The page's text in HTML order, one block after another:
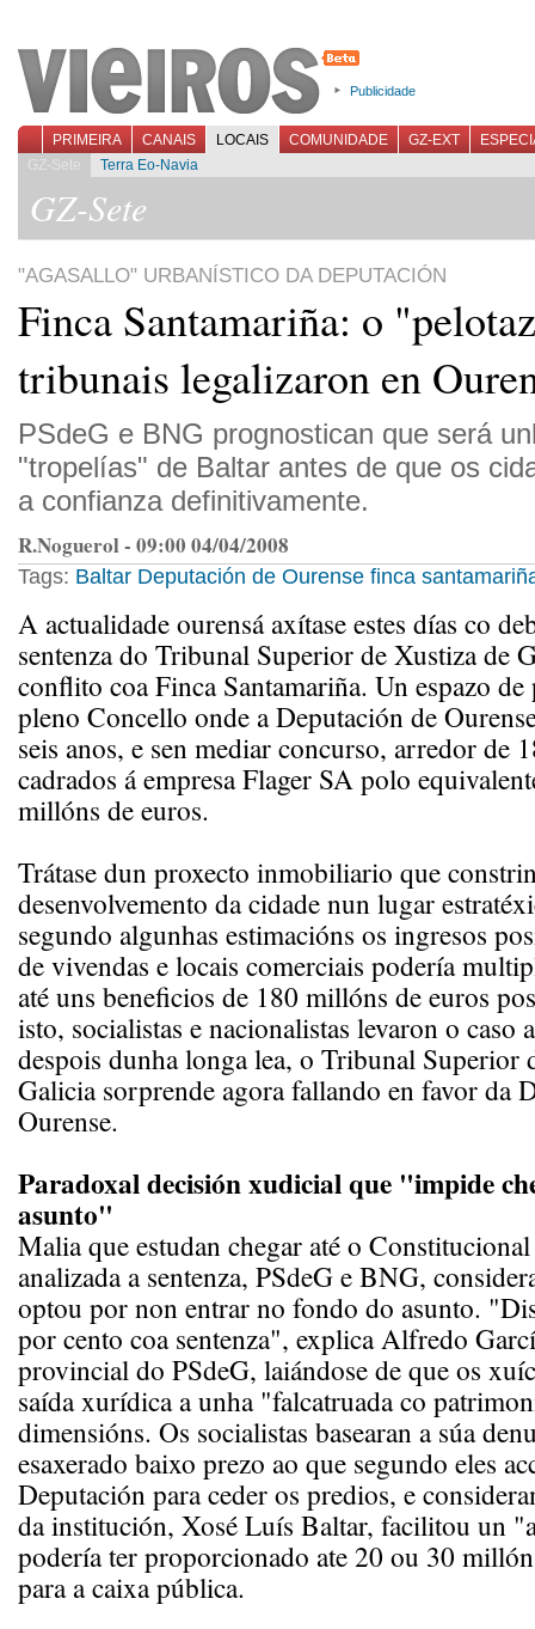
Publicidade
PRIMEIRA CANAIS LOCAIS COMUNIDADE GZ-EXT
GZ-Sete
Terra Eo-Navia
GZ-Sete
"AGASALLO" URBANÍSTICO DA DEPUTACIÓN
Finca Santamariña: o
tribunais legalizaron en
PSdeG e BNG prognostican que será
"tropelías" de Baltar antes de que os
a confianza definitivamente.
R.Noguerol - 09:00 04/04/2008
Tags: Baltar Deputación de Ourense finca
A actualidade ourensá axítase estes días co
sentenza do Tribunal Superior de Xustiza de
conflito coa Finca Santamariña. Un espazo
pleno Concello onde a Deputación de
seis anos, e sen mediar concurso, arredor de
cadrados á empresa Flager SA polo
millóns de euros.
Trátase dun proxecto inmobiliario que
desenvolvemento da cidade nun lugar
segundo algunhas estimacións os ingresos
de vivendas e locais comerciais podería
até uns beneficios de 180 millóns de euros
isto, socialistas e nacionalistas levaron o caso
despois dunha longa lea, o Tribunal Superior
Galicia sorprende agora fallando en favor da
Ourense.
Paradoxal decisión xudicial que "impide
asunto"
Malia que estudan chegar até o
analizada a sentenza, PSdeG e BNG,
optou por non entrar no fondo do asunto.
por cento coa sentenza", explica Alfredo
provincial do PSdeG, laiándose de que os
saída xurídica a unha "falcatruada co
dimensións. Os socialistas basearan a súa
esaxerado baixo prezo ao que segundo eles
Deputación para ceder os predios, e
da institución, Xosé Luís Baltar, facilitou un
podería ter proporcionado ate 20 ou 30
para a caixa pública.